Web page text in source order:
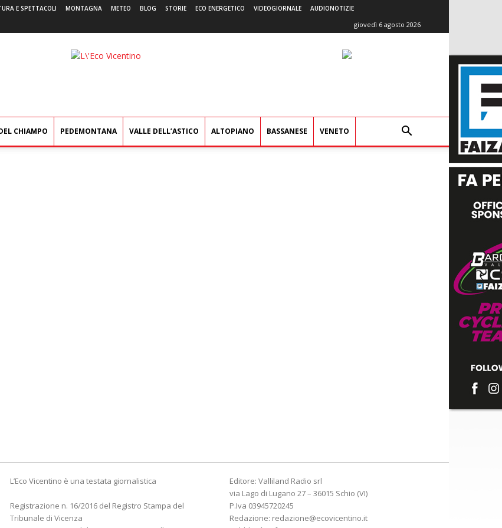
E SPETTACOLI MONTAGNA METEO BLOG STORIE ECO ENERGETICO VIDEOGIORNALE AUDIONOTIZIE
giovedì 6 agosto 2026
L'Eco
CHIAMPO PEDEMONTANA VALLE DELL’ASTICO ALTOPIANO BASSANESE VENETO
L’Eco Vicentino è una testata giornalistica
Registrazione n. 16/2016 del Registro Stampa del
Tribunale di Vicenza
Editore: Valliland Radio srl
via Lago di Lugano 27 – 36015 Schio (VI)
P.Iva 03945720245
Redazione: redazione@ecovicentino.it